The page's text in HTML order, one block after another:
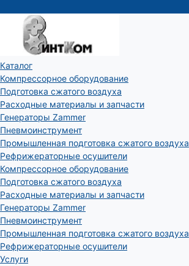
Каталог
Компрессорное оборудование
Подготовка сжатого воздуха
Расходные материалы и запчасти
Генераторы Zammer
Пневмоинструмент
Промышленная подготовка сжатого воздуха
Рефрижераторные осушители
Компрессорное оборудование
Подготовка сжатого воздуха
Расходные материалы и запчасти
Генераторы Zammer
Пневмоинструмент
Промышленная подготовка сжатого воздуха
Рефрижераторные осушители
Услуги